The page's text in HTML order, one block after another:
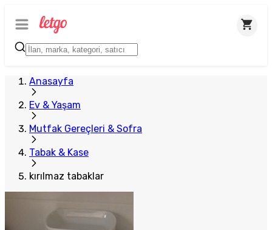
Anasayfa
Ev & Yaşam
Mutfak Gereçleri & Sofra
Tabak & Kase
kırılmaz tabaklar